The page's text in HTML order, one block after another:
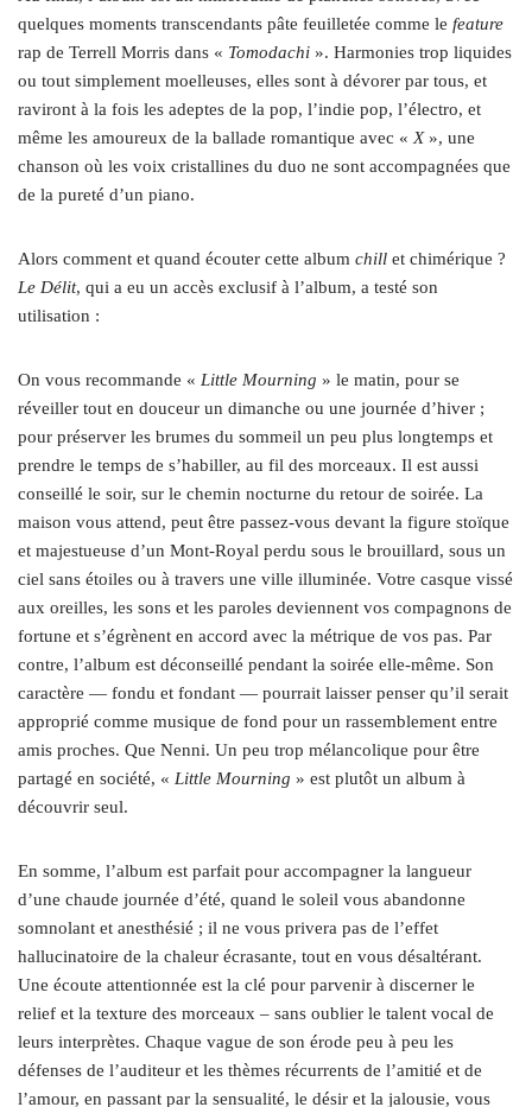
quelques moments transcendants pâte feuilletée comme le feature
rap de Terrell Morris dans « Tomodachi ». Harmonies trop liquides
ou tout simplement moelleuses, elles sont à dévorer par tous, et
raviront à la fois les adeptes de la pop, l’indie pop, l’électro, et
même les amoureux de la ballade romantique avec « X», une
chanson où les voix cristallines du duo ne sont accompagnées que
de la pureté d’un piano.
Alors comment et quand écouter cette album chill et chimérique ?
Le Délit, qui a eu un accès exclusif à l’album, a testé son
utilisation :
On vous recommande « Little Mourning » le matin, pour se
réveiller tout en douceur un dimanche ou une journée d’hiver ;
pour préserver les brumes du sommeil un peu plus longtemps et
prendre le temps de s’habiller, au fil des morceaux. Il est aussi
conseillé le soir, sur le chemin nocturne du retour de soirée. La
maison vous attend, peut être passez-vous devant la figure stoïque
et majestueuse d’un Mont-Royal perdu sous le brouillard, sous un
ciel sans étoiles ou à travers une ville illuminée. Votre casque vissé
aux oreilles, les sons et les paroles deviennent vos compagnons de
fortune et s’égrènent en accord avec la métrique de vos pas. Par
contre, l’album est déconseillé pendant la soirée elle-même. Son
caractère — fondu et fondant — pourrait laisser penser qu’il serait
approprié comme musique de fond pour un rassemblement entre
amis proches. Que Nenni. Un peu trop mélancolique pour être
partagé en société, « Little Mourning » est plutôt un album à
découvrir seul.
En somme, l’album est parfait pour accompagner la langueur
d’une chaude journée d’été, quand le soleil vous abandonne
somnolant et anesthésié ; il ne vous privera pas de l’effet
hallucinatoire de la chaleur écrasante, tout en vous désaltérant.
Une écoute attentionnée est la clé pour parvenir à discerner le
relief et la texture des morceaux – sans oublier le talent vocal de
leurs interprètes. Chaque vague de son érode peu à peu les
défenses de l’auditeur et les thèmes récurrents de l’amitié et de
l’amour, en passant par la sensualité, le désir et la jalousie, vous